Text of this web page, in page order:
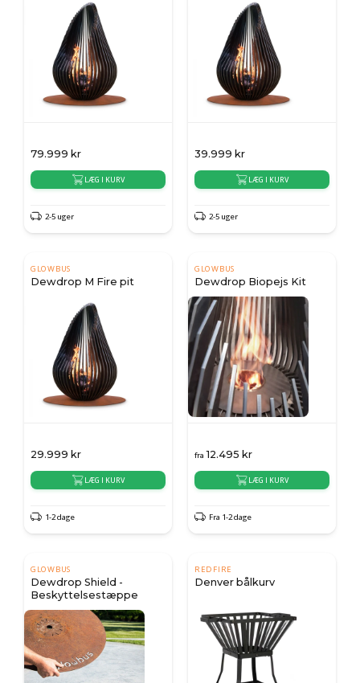
79.999 kr
LÆG I KURV
2-5 uger
39.999 kr
LÆG I KURV
2-5 uger
GLOWBUS
Dewdrop M Fire pit
29.999 kr
LÆG I KURV
1-2 dage
GLOWBUS
Dewdrop Biopejs Kit
fra 12.495 kr
LÆG I KURV
Fra 1-2 dage
GLOWBUS
Dewdrop Shield -
Beskyttelsestæppe
REDFIRE
Denver bålkurv